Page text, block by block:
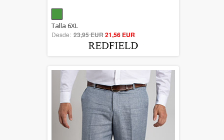
out of 5
Talla 6XL
Desde: 23,95 EUR21,56 EUR